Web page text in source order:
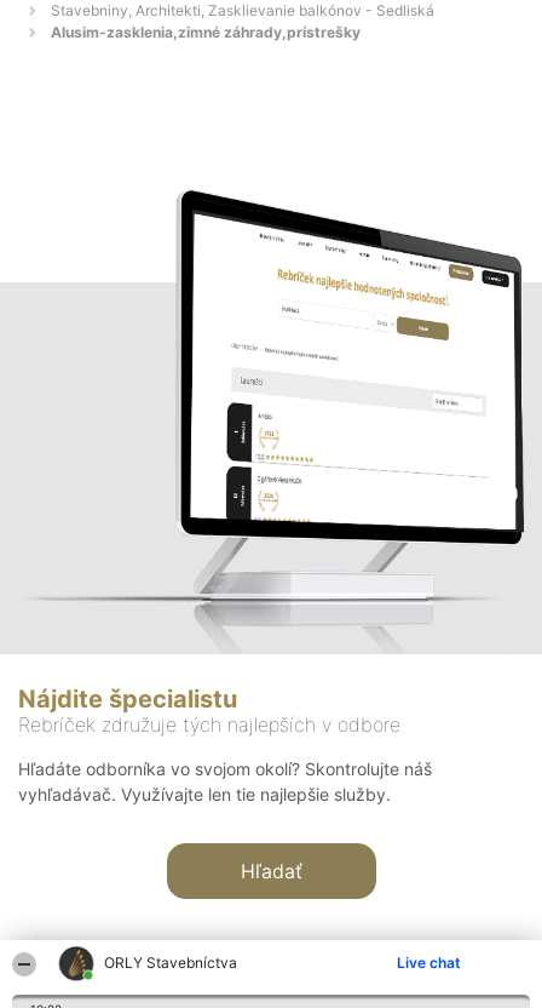
ORLY Stavebníctva Live chat
Stavebniny, Architekti, Zasklievanie balkónov - Sedliská
Alusim-zasklenia,zimné záhrady,prístrešky
Nájdite špecialistu
Rebríček združuje tých najlepších v odbore
Hľadáte odborníka vo svojom okolí? Skontrolujte náš
vyhľadávač. Využívajte len tie najlepšie služby.
Hľadať